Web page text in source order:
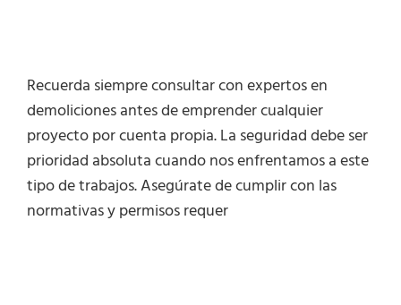
Recuerda siempre consultar con expertos en
demoliciones antes de emprender cualquier
proyecto por cuenta propia. La seguridad debe ser
prioridad absoluta cuando nos enfrentamos a este
tipo de trabajos. Asegúrate de cumplir con las
normativas y permisos requer